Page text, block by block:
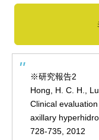
※研究報告2
Hong, H. C. H.,
Clinical
axillary
728-735, 2012